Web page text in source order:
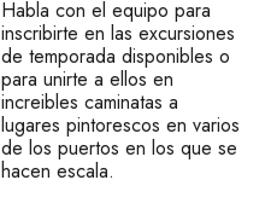
Habla con el equipo para
inscribirte en las excursiones
de temporada disponibles o
para unirte a ellos en
increibles caminatas a
lugares pintorescos en varios
de los puertos en los que se
hacen escala.